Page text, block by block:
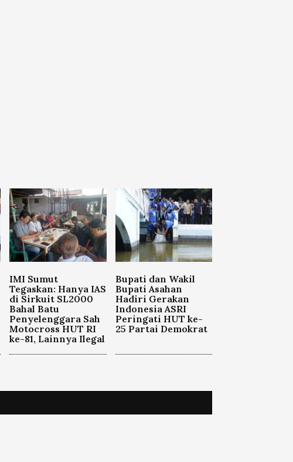
IMI Sumut
Tegaskan: Hanya IAS
di Sirkuit SL2000
Bahal Batu
Penyelenggara Sah
Motocross HUT RI
ke-81, Lainnya Ilegal
Bupati dan Wakil
Bupati Asahan
Hadiri Gerakan
Indonesia ASRI
Peringati HUT ke-
25 Partai Demokrat